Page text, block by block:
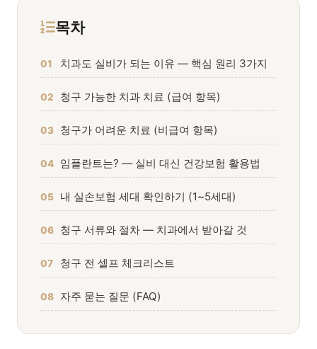
목차
01 치과도 실비가 되는 이유 — 핵심 원리 3가지
02 청구 가능한 치과 치료 (급여 항목)
03 청구가 어려운 치료 (비급여 항목)
04 임플란트는? — 실비 대신 건강보험 활용법
05 내 실손보험 세대 확인하기 (1~5세대)
06 청구 서류와 절차 — 치과에서 받아갈 것
07 청구 전 셀프 체크리스트
08 자주 묻는 질문 (FAQ)